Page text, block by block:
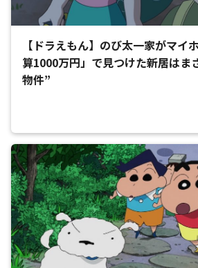
【ドラえもん】のび太一家がマイ
算1000万円」で見つけた新居はま
物件”